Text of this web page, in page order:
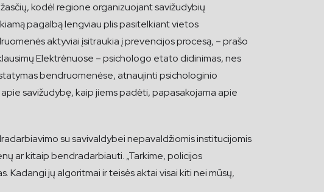
kodėl regione organizuojant savižudybių
pagalbą lengviau plis pasitelkiant vietos
aktyviai įsitraukia į prevencijos procesą, – prašo
Elektrėnuose – psichologo etato didinimas, nes
bendruomenėse, atnaujinti psichologinio
savižudybę, kaip jiems padėti, papasakojama apie
su savivaldybei nepavaldžiomis institucijomis
ar kitaip bendradarbiauti. „Tarkime, policijos
Kadangi jų algoritmai ir teisės aktai visai kiti nei mūsų,